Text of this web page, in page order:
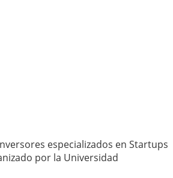
especializados en Startups
por la Universidad